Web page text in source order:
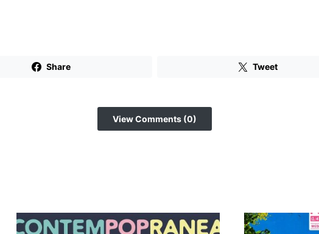
Share Tweet
View Comments (0)